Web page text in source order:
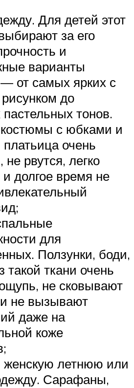
Для детей этот
за его
и
варианты
— от самых ярких с
до
тонов.
с юбками и
очень
не рвутся, легко
долгое время не
для
Ползунки, боди,
такой ткани очень
не сковывают
не вызывают
даже на
коже
летнюю или
Сарафаны,